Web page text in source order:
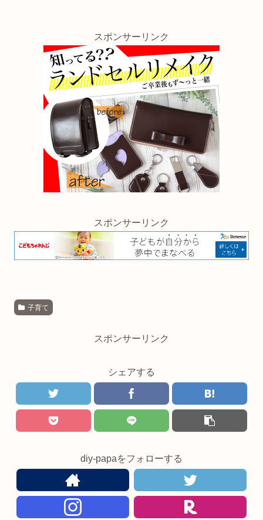
スポンサーリンク
スポンサーリンク
子育て
スポンサーリンク
シェアする
diy-papaをフォローする